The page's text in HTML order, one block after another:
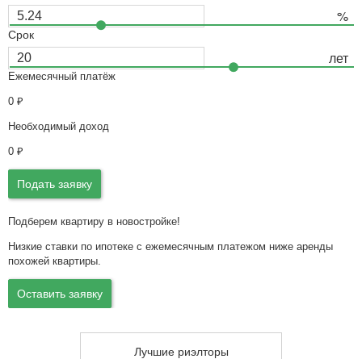
Срок
Ежемесячный платёж
0 ₽
Необходимый доход
0 ₽
Подать заявку
Подберем квартиру в новостройке!
Низкие ставки по ипотеке с ежемесячным платежом ниже аренды
похожей квартиры.
Оставить заявку
Лучшие риэлторы